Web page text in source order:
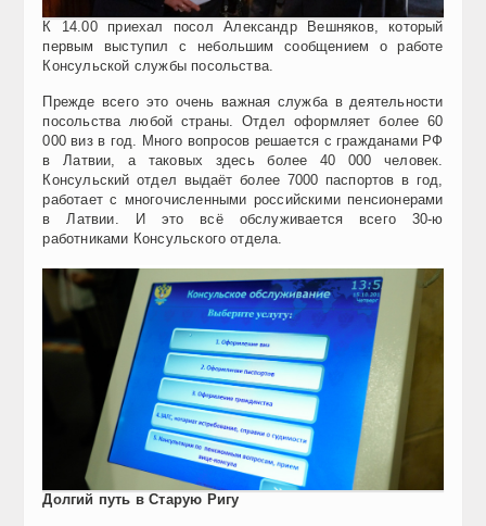
К 14.00 приехал посол Александр Вешняков, который
первым выступил с небольшим сообщением о работе
Консульской службы посольства.
Прежде всего это очень важная служба в деятельности
посольства любой страны. Отдел оформляет более 60
000 виз в год. Много вопросов решается с гражданами РФ
в Латвии, а таковых здесь более 40 000 человек.
Консульский отдел выдаёт более 7000 паспортов в год,
работает с многочисленными российскими пенсионерами
в Латвии. И это всё обслуживается всего 30-ю
работниками Консульского отдела.
Долгий путь в Старую Ригу